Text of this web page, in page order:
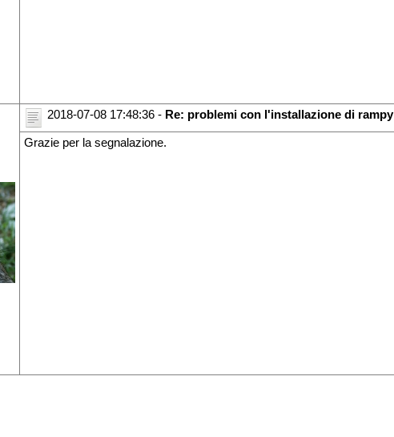
2018-07-08 17:48:36 - Re: problemi con l'installazione di rampy
Grazie per la segnalazione.